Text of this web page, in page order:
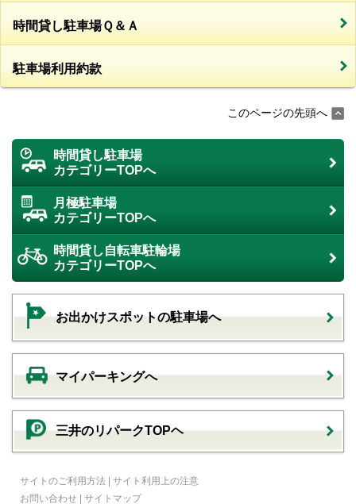
時間貸し駐車場Ｑ＆Ａ
駐車場利用約款
このページの先頭へ
時間貸し駐車場
カテゴリーTOPへ
月極駐車場
カテゴリーTOPへ
時間貸し自転車駐輪場
カテゴリーTOPへ
お出かけスポットの駐車場へ
マイパーキングへ
三井のリパークTOPヘ
サイトのご利用方法 | サイト利用上の注意
お問い合わせ | サイトマップ